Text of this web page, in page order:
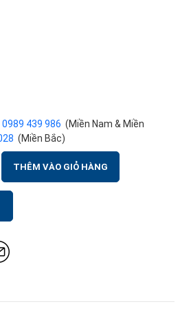
0989 439 986 (Miền Nam & Miền
(Miền Bắc)
THÊM VÀO GIỎ HÀNG